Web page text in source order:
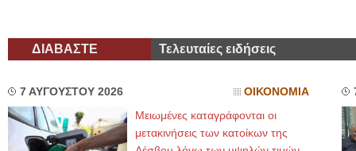
ΔΙΑΒΑΣΤΕ Τελευταίες ειδήσεις
7 ΑΥΓΟΥΣΤΟΥ 2026 ΟΙΚΟΝΟΜΙΑ
Μειωμένες καταγράφονται οι
μετακινήσεις των κατοίκων της